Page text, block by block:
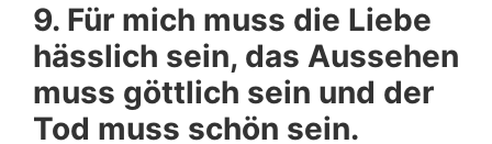
9. Für mich muss die Liebe
hässlich sein, das Aussehen
muss göttlich sein und der
Tod muss schön sein.